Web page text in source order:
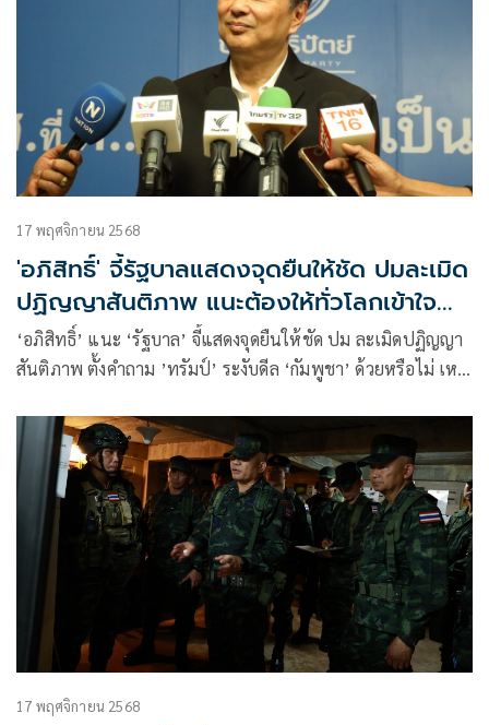
17 พฤศจิกายน 2568
'อภิสิทธิ์'​ จี้​รัฐบาลแสดงจุดยืนให้ชัด ปม​​ละเมิด
ปฏิญญาสันติภาพ​ แนะต้องให้ทั่วโลกเข้าใจ
ไทย
‘อภิสิทธิ์’​ แนะ ‘รัฐบาล​’ จี้แสดงจุดยืนให้ชัด ปม​ ​ละเมิดปฏิญญา
สันติภาพ​ ตั้งคำถาม ’ทรัมป์​’ ระงับดีล​ ‘กัมพูชา’ ด้วยหรือไม่​ เหตุ
17 พฤศจิกายน 2568